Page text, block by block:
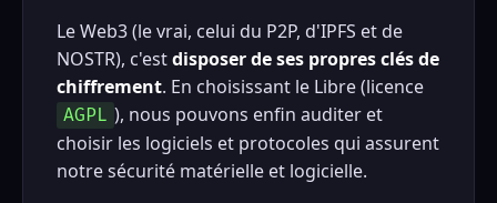
Le Web3 (le vrai, celui du P2P, d'IPFS et de
NOSTR), c'estdisposer de ses propres clés de
chiffrement. En choisissant le Libre (licence
AGPL ), nous pouvons enfin auditer et
choisir les logiciels et protocoles qui assurent
notre sécurité matérielle et logicielle.